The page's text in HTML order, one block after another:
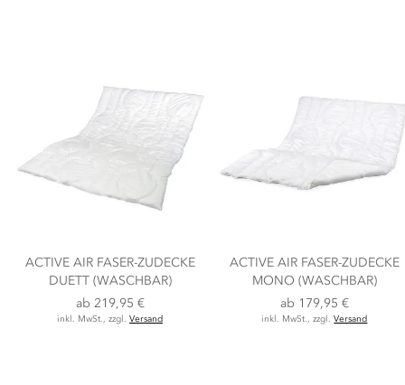
ACTIVE AIR FASER-ZUDECKE
DUETT (WASCHBAR)
ab 219,95 €
inkl. MwSt., zzgl. Versand
ACTIVE AIR FASER-ZUDECKE
MONO (WASCHBAR)
ab 179,95 €
inkl. MwSt., zzgl.Versand